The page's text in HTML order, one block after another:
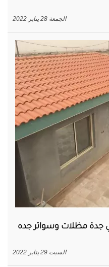
الجمعة 28 يناير 2022
جدة مظلات وسواتر جده
السبت 29 يناير 2022